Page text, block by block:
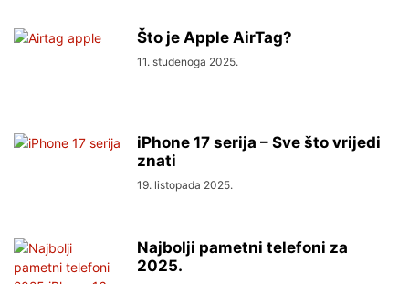
Što je Apple AirTag?
11. studenoga 2025.
iPhone 17 serija – Sve što vrijedi
znati
19. listopada 2025.
Najbolji pametni telefoni za
2025.